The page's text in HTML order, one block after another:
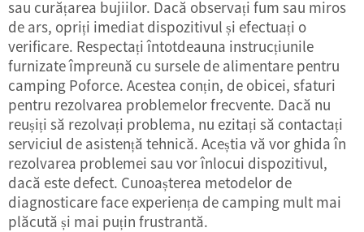
sau curățarea bujiilor. Dacă observați fum sau miros
de ars, opriți imediat dispozitivul și efectuați o
verificare. Respectați întotdeauna instrucțiunile
furnizate împreună cu sursele de alimentare pentru
camping Poforce. Acestea conțin, de obicei, sfaturi
pentru rezolvarea problemelor frecvente. Dacă nu
reușiți să rezolvați problema, nu ezitați să contactați
serviciul de asistență tehnică. Aceștia vă vor ghida în
rezolvarea problemei sau vor înlocui dispozitivul,
dacă este defect. Cunoașterea metodelor de
diagnosticare face experiența de camping mult mai
plăcută și mai puțin frustrantă.